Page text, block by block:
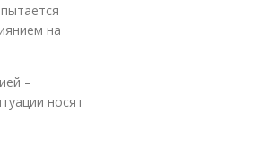
на
–
носят